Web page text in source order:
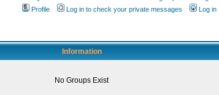
Profile
Log in to check your private messages Log in
Information
No Groups Exist